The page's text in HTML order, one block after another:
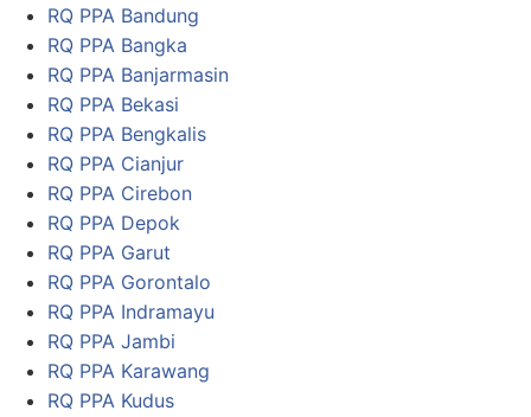
RQ PPA Bandung
RQ PPA Bangka
RQ PPA Banjarmasin
RQ PPA Bekasi
RQ PPA Bengkalis
RQ PPA Cianjur
RQ PPA Cirebon
RQ PPA Depok
RQ PPA Garut
RQ PPA Gorontalo
RQ PPA Indramayu
RQ PPA Jambi
RQ PPA Karawang
RQ PPA Kudus